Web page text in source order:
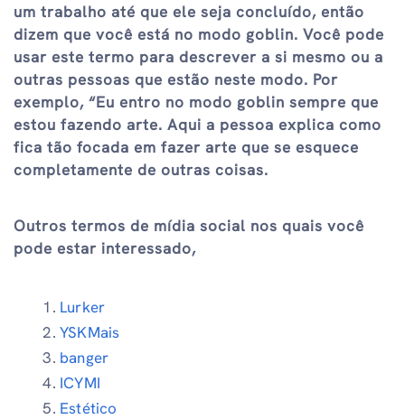
um trabalho até que ele seja concluído, então
dizem que você está no modo goblin. Você pode
usar este termo para descrever a si mesmo ou a
outras pessoas que estão neste modo. Por
exemplo, “Eu entro no modo goblin sempre que
estou fazendo arte. Aqui a pessoa explica como
fica tão focada em fazer arte que se esquece
completamente de outras coisas.
Outros termos de mídia social nos quais você
pode estar interessado,
Lurker
YSKMais
banger
ICYMI
Estético